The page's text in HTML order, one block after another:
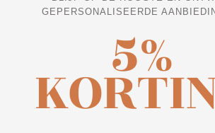
GEPERSONALISEERDE
5%